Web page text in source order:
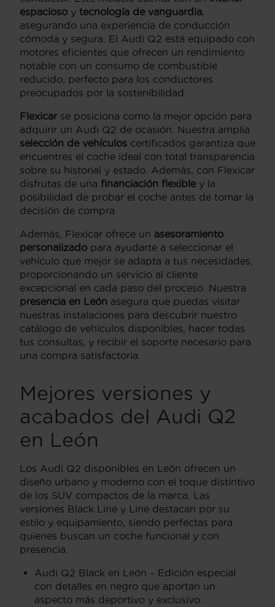
espacioso y tecnología de vanguardia,
asegurando una experiencia de conducción
cómoda y segura. El Audi Q2 está equipado con
motores eficientes que ofrecen un rendimiento
notable con un consumo de combustible
reducido, perfecto para los conductores
preocupados por la sostenibilidad.
Flexicarse posiciona como la mejor opción para
adquirir un Audi Q2 de ocasión. Nuestra amplia
selección de vehículos certificados garantiza que
encuentres el coche ideal con total transparencia
sobre su historial y estado. Además, con Flexicar
disfrutas de una financiación flexible y la
posibilidad de probar el coche antes de tomar la
decisión de compra.
Además, Flexicar ofrece un asesoramiento
personalizado para ayudarte a seleccionar el
vehículo que mejor se adapta a tus necesidades,
proporcionando un servicio al cliente
excepcional en cada paso del proceso. Nuestra
presencia en León asegura que puedas visitar
nuestras instalaciones para descubrir nuestro
catálogo de vehículos disponibles, hacer todas
tus consultas, y recibir el soporte necesario para
una compra satisfactoria.
Mejores versiones y
acabados del Audi Q2
en León
Los Audi Q2 disponibles en León ofrecen un
diseño urbano y moderno con el toque distintivo
de los SUV compactos de la marca. Las
versiones Black Line y Line destacan por su
estilo y equipamiento, siendo perfectas para
quienes buscan un coche funcional y con
presencia.
Audi Q2 Black en León – Edición especial
con detalles en negro que aportan un
aspecto más deportivo y exclusivo.